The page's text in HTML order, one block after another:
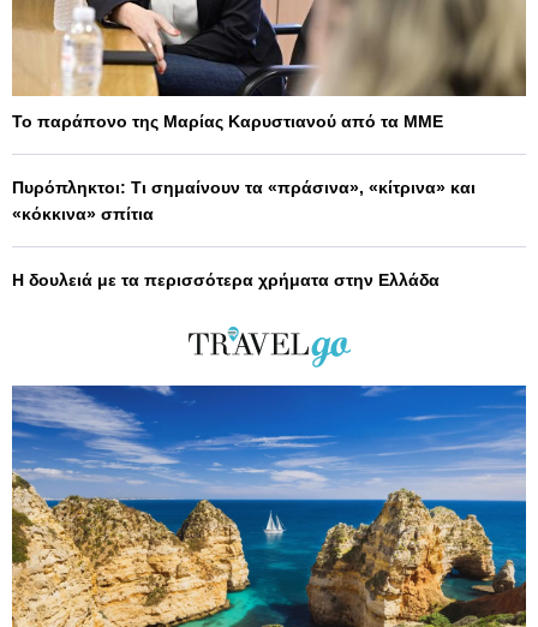
Το παράπονο της Μαρίας Καρυστιανού από τα ΜΜΕ
Πυρόπληκτοι: Τι σημαίνουν τα «πράσινα», «κίτρινα» και
«κόκκινα» σπίτια
Η δουλειά με τα περισσότερα χρήματα στην Ελλάδα